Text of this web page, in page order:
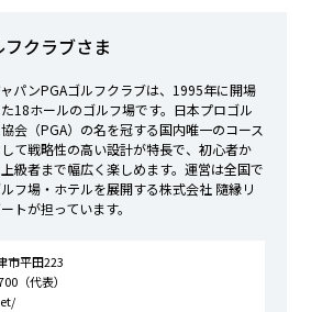
クラブさま
パンPGAゴルフクラブは、1995年に開場
た18ホールのゴルフ場です。日本プロゴル
会（PGA）の名を冠する国内唯一のコース
して戦略性の高い設計が特長で、初心者か
上級者まで幅広く楽しめます。運営は全国で
ルフ場・ホテルを展開する株式会社 隨縁リ
トが担っています。
市平田223
（代表）